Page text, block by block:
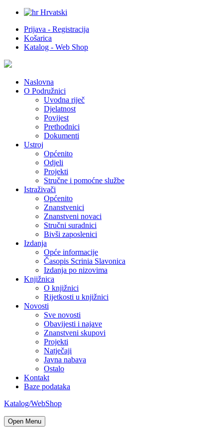
Hrvatski
Prijava - Registracija
Košarica
Katalog - Web Shop
Naslovna
O Podružnici
Uvodna riječ
Djelatnost
Povijest
Prethodnici
Dokumenti
Ustroj
Općenito
Odjeli
Projekti
Stručne i pomoćne službe
Istraživači
Općenito
Znanstvenici
Znanstveni novaci
Stručni suradnici
Bivši zaposlenici
Izdanja
Opće informacije
Časopis Scrinia Slavonica
Izdanja po nizovima
Knjižnica
O knjižnici
Rijetkosti u knjižnici
Novosti
Sve novosti
Obavijesti i najave
Znanstveni skupovi
Projekti
Natječaji
Javna nabava
Ostalo
Kontakt
Baze podataka
Katalog/WebShop
Open Menu